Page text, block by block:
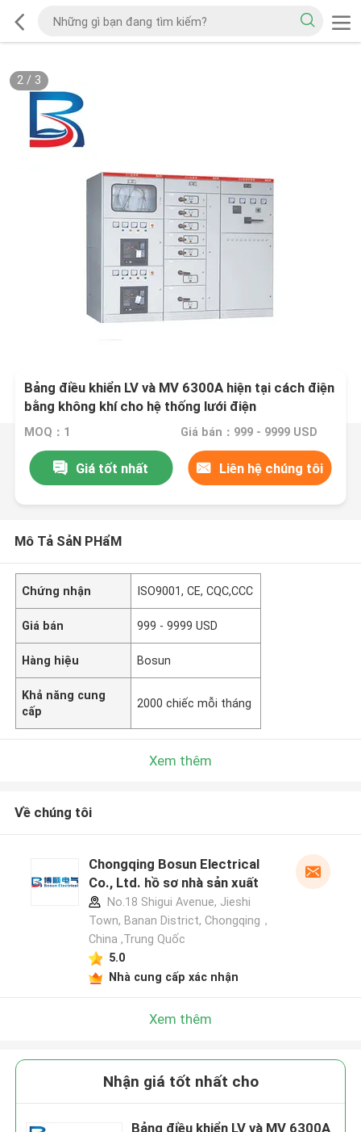
2/ 3
Bảng điều khiển LV và MV 6300A hiện tại cách điện
bằng không khí cho hệ thống lưới điện
MOQ：1 Giá bán：999 - 9999 USD
Giá tốt nhất Liên hệ chúng tôi
Mô Tả SảN PHẩM
Chứng nhận ISO9001, CE, CQC,CCC
Giá bán 999 - 9999 USD
Hàng hiệu Bosun
Khả năng cung
cấp
2000 chiếc mỗi tháng
Xem thêm
Về chúng tôi
Chongqing Bosun Electrical
Co., Ltd. hồ sơ nhà sản xuất
No.18 Shigui Avenue, Jieshi
Town, Banan District, Chongqing，
China ,Trung Quốc
5.0
Nhà cung cấp xác nhận
Xem thêm
Nhận giá tốt nhất cho
Bảng điều khiển LV và MV 6300A